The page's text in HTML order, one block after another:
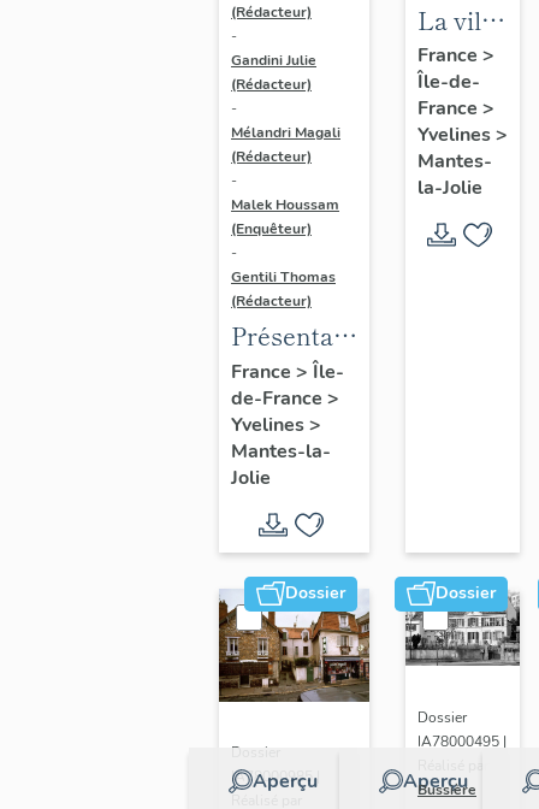
(Rédacteur)
-
Gandini Julie
(Rédacteur)
-
Mélandri Magali
(Rédacteur)
-
Malek Houssam
(Enquêteur)
-
Gentili Thomas
(Rédacteur)
Présentation
de l'étude
France > Île-
de-France >
Yvelines>
Mantes-la-
Jolie
La ville
de
Mantes-
la-Jolie
France >
Île-de-
France >
Yvelines>
Mantes-
la-Jolie
Dossier
Aperçu
Dossier
IA78000985 |
Dossier
Aperçu
Dossier
IA78000495 |
Bussière